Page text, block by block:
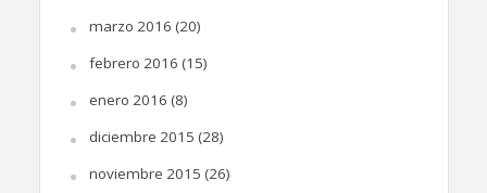
marzo 2016 (20)
febrero 2016 (15)
enero 2016 (8)
diciembre 2015 (28)
noviembre 2015 (26)